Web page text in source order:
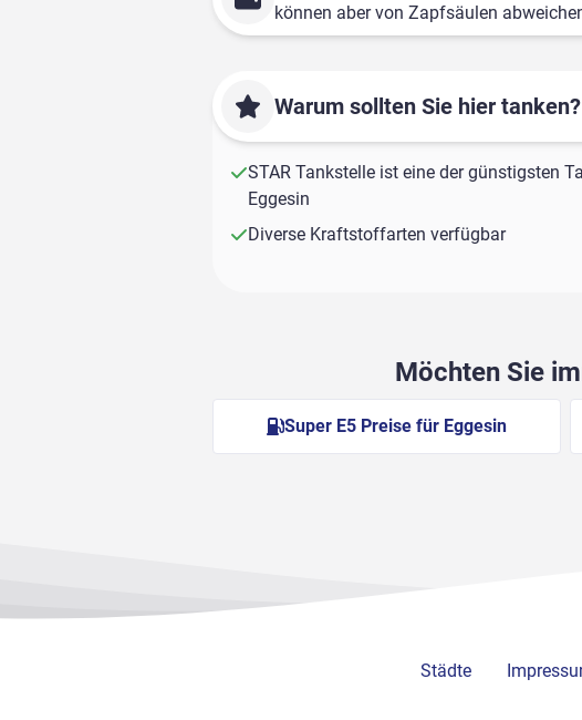
können aber von Zapfsäulen
Warum sollten Sie hier tanken?
STAR Tankstelle ist eine der günstigsten
Eggesin
Diverse Kraftstoffarten verfügbar
Möchten Sie
Super E5 Preise für Eggesin
Städte